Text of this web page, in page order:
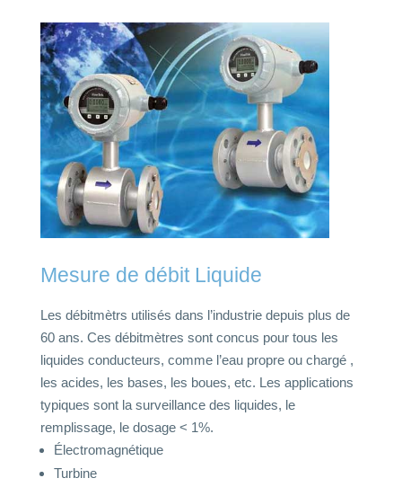
Mesure de débit Liquide
Les débitmètrs utilisés dans l’industrie depuis plus de
60 ans. Ces débitmètres sont concus pour tous les
liquides conducteurs, comme l’eau propre ou chargé ,
les acides, les bases, les boues, etc. Les applications
typiques sont la surveillance des liquides, le
remplissage, le dosage < 1%.
Électromagnétique
Turbine